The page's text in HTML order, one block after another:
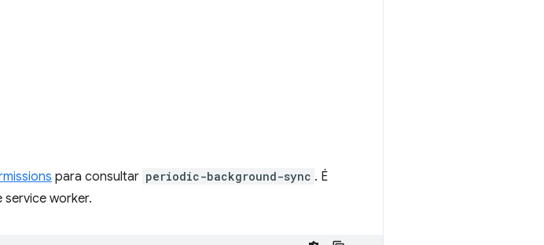
para consultar periodic-background-sync . É
service worker.